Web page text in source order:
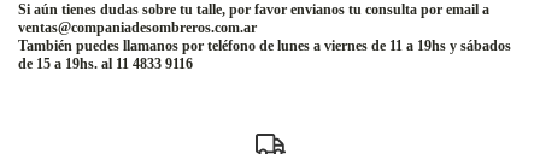
Si aún tienes dudas sobre tu talle, por favor envianos tu consulta por email a
ventas@companiadesombreros.com.ar
También puedes llamanos por teléfono de lunes a viernes de 11 a 19hs y sábados
de 15 a 19hs. al 11 4833 9116